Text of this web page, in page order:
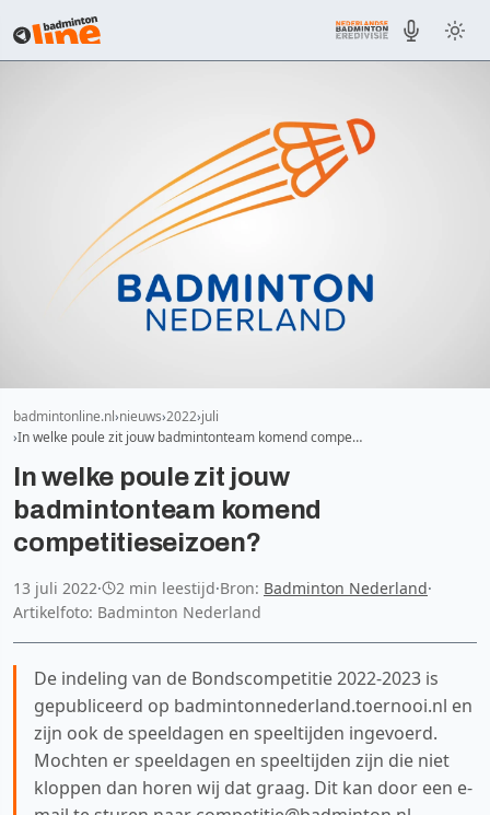
badmintonline.nl nieuws 2022 juli
In welke poule zit jouw badmintonteam komend compe…
In welke poule zit jouw
badmintonteam komend
competitieseizoen?
13 juli 2022· 2 min leestijd·Bron: Badminton Nederland·
Artikelfoto: Badminton Nederland
De indeling van de Bondscompetitie 2022-2023 is
gepubliceerd op badmintonnederland.toernooi.nl en
zijn ook de speeldagen en speeltijden ingevoerd.
Mochten er speeldagen en speeltijden zijn die niet
kloppen dan horen wij dat graag. Dit kan door een e-